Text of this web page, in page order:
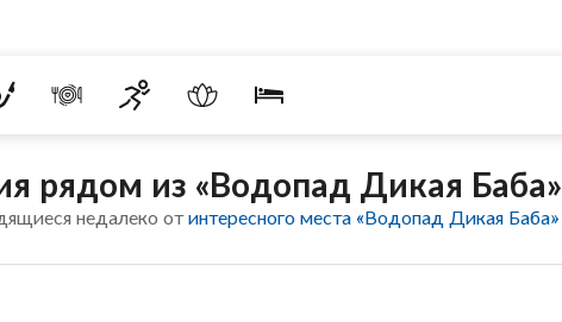
рядом из «Водопад Дикая Баба»
недалеко отинтересного места «Водопад Дикая Баба»